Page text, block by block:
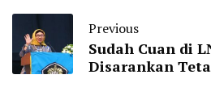
Previous
Sudah Cuan di
Disarankan